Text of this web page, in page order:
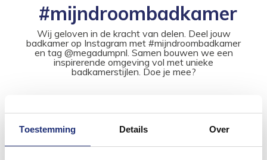
Toestemming Details Over
#mijndroombadkamer
Wij geloven in de kracht van delen. Deel jouw
badkamer op Instagram met #mijndroombadkamer
en tag @megadumpnl. Samen bouwen we een
inspirerende omgeving vol met unieke
badkamerstijlen. Doe je mee?